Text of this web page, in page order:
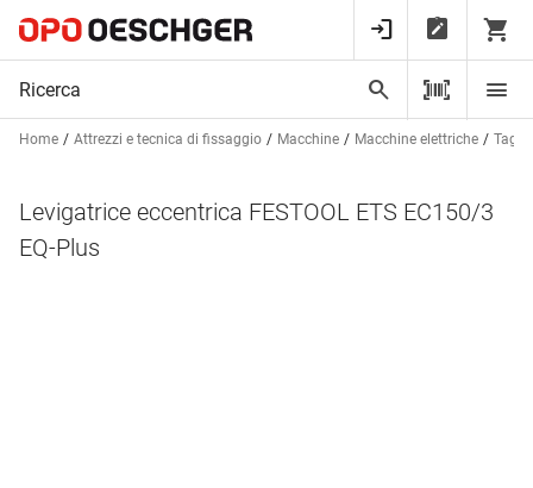
Home Attrezzi e tecnica di fissaggio Macchine Macchine elettriche
Levigatrice eccentrica FESTOOL ETS EC150/3
EQ-Plus